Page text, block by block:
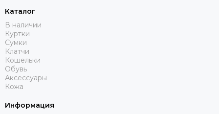
Каталог
В наличии
Куртки
Сумки
Клатчи
Кошельки
Обувь
Аксессуары
Кожа
Информация